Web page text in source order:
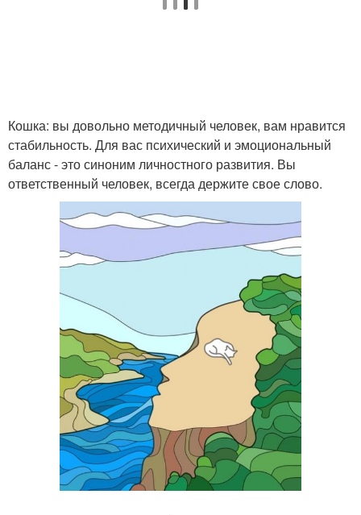
Кошка: вы довольно методичный человек, вам нравится
стабильность. Для вас психический и эмоциональный
баланс - это синоним личностного развития. Вы
ответственный человек, всегда держите свое слово.